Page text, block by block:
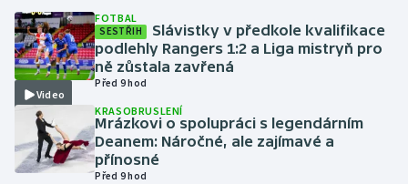
Motorsport
Olympijské hry
Parasport
Plavání
Video
FOTBAL
SESTŘIH
Slávistky v předkole kvalifikace
podlehly Rangers 1:2 a Liga mistryň pro
ně zůstala zavřená
Před 9 hod
KRASOBRUSLENÍ
Mrázkovi o spolupráci s legendárním
Deanem: Náročné, ale zajímavé a
přínosné
Před 9 hod